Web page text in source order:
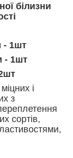
білизни
- 1шт
- 1шт
і
з
сортів,